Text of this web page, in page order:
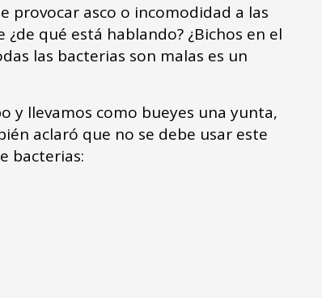
provocar asco o incomodidad a las
qué está hablando? ¿Bichos en el
las bacterias son malas es un
y llevamos como bueyes una yunta,
aclaró que no se debe usar este
bacterias: